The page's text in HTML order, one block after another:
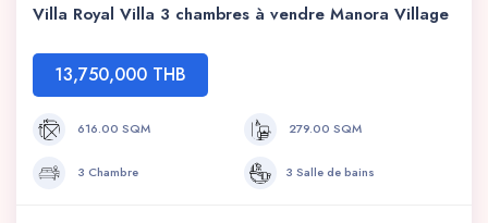
Villa Royal Villa 3 chambres à vendre Manora Village
13,750,000 THB
616.00 SQM 279.00 SQM
3 Chambre 3 Salle de bains